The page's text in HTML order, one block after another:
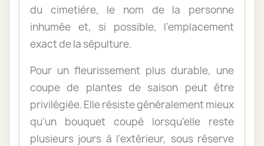
du cimetière, le nom de la personne
inhumée et, si possible, l’emplacement
exact de la sépulture.
Pour un fleurissement plus durable, une
coupe de plantes de saison peut être
privilégiée. Elle résiste généralement mieux
qu’un bouquet coupé lorsqu’elle reste
plusieurs jours à l’extérieur, sous réserve